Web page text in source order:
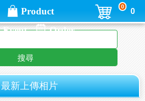
Product
Event
Order
0
0
搜尋
最新上傳相片